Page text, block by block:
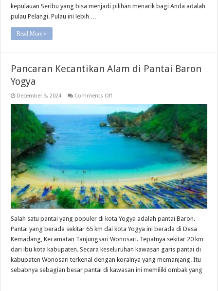
kepulauan Seribu yang bisa menjadi pilihan menarik bagi Anda adalah
pulau Pelangi. Pulau ini lebih …
Read More »
Pancaran Kecantikan Alam di Pantai Baron
Yogya
December 5, 2024 Comments Offon
Kecantikan
Alam
di
Pantai
Baron
Yogya
Salah satu pantai yang populer di kota Yogya adalah pantai Baron.
Pantai yang berada sekitar 65 km dai kota Yogya ini berada di Desa
Kemadang, Kecamatan Tanjungsari Wonosari. Tepatnya sekitar 20 km
dari ibu kota kabupaten. Secara keseluruhan kawasan garis pantai di
kabupaten Wonosari terkenal dengan koralnya yang memanjang. Itu
sebabnya sebagian besar pantai di kawasan ini memiliki ombak yang